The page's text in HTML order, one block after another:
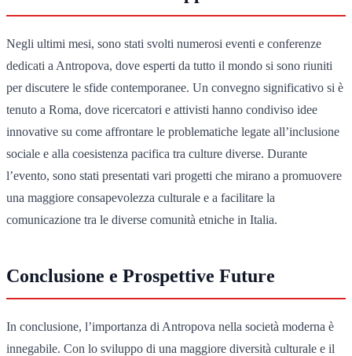
Negli ultimi mesi, sono stati svolti numerosi eventi e conferenze
dedicati a Antropova, dove esperti da tutto il mondo si sono riuniti
per discutere le sfide contemporanee. Un convegno significativo si è
tenuto a Roma, dove ricercatori e attivisti hanno condiviso idee
innovative su come affrontare le problematiche legate all’inclusione
sociale e alla coesistenza pacifica tra culture diverse. Durante
l’evento, sono stati presentati vari progetti che mirano a promuovere
una maggiore consapevolezza culturale e a facilitare la
comunicazione tra le diverse comunità etniche in Italia.
Conclusione e Prospettive Future
In conclusione, l’importanza di Antropova nella società moderna è
innegabile. Con lo sviluppo di una maggiore diversità culturale e il